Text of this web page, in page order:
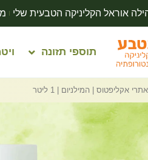
אוראל הקליניקה הטבעית שלי
תוספי תזונה
אקליפטוס | המילניום | 1 ליטר